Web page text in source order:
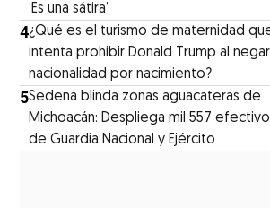
‘Es una sátira’
4¿Qué es el turismo de maternidad
intenta prohibir Donald Trump al
nacionalidad por nacimiento?
5Sedena blinda zonas aguacateras de
Michoacán: Despliega mil 557
de Guardia Nacional y Ejército